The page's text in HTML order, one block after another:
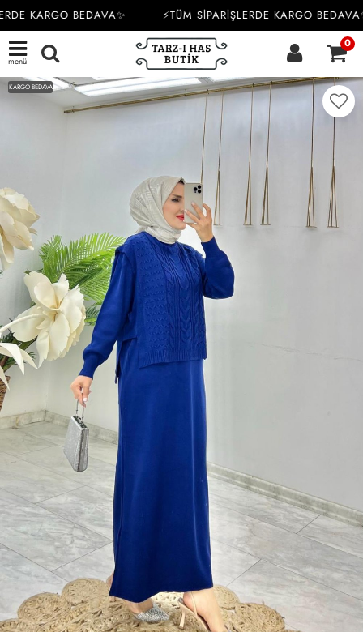
KARGO BEDAVA✨ ⚡TÜM SİPARİŞLERDE KARGO BEDAVA✨
menü
0
KARGO BEDAVA